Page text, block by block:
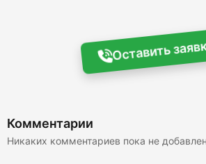
Оставить
Комментарии
Никаких комментариев пока не